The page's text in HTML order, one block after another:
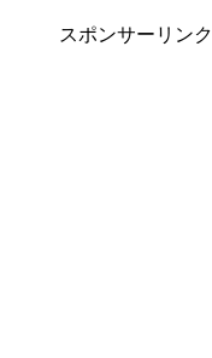
スポンサーリンク